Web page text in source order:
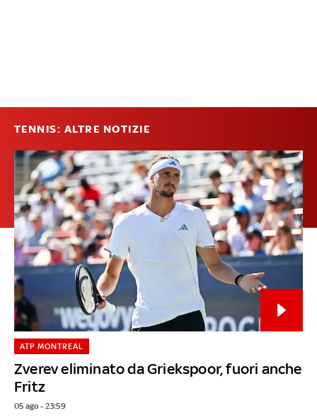
TENNIS: ALTRE NOTIZIE
Zverev eliminato da Griekspoor, fuori anche
Fritz
ATP MONTREAL
05 ago - 23:59